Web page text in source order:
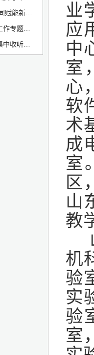
业
应
中
室
心
软
术
成
室
区
山
教
机
验
实
验
室